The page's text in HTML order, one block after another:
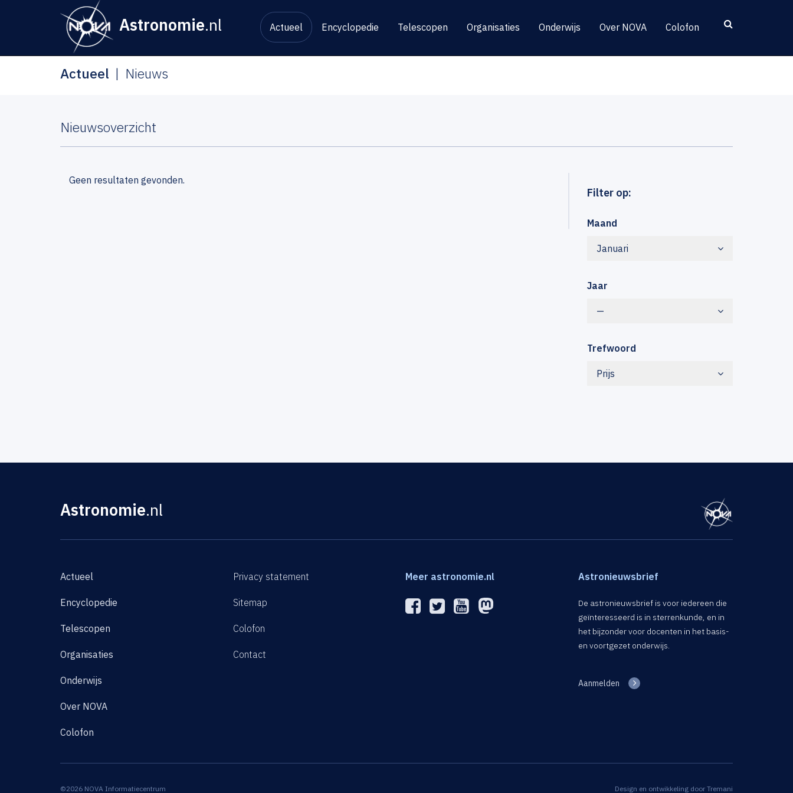
Astronomie.nl Actueel Encyclopedie Telescopen Organisaties Onderwijs Over NOVA Colofon
Actueel Nieuws
Nieuwsoverzicht
Filter op:
Maand
Januari
Jaar
—
Trefwoord
Prijs
Geen resultaten gevonden.
Astronomie.nl
Actueel
Encyclopedie
Telescopen
Organisaties
Onderwijs
Over NOVA
Colofon
Privacy statement
Sitemap
Colofon
Contact
Meer astronomie.nl Astronieuwsbrief
De astronieuwsbrief is voor iedereen die
geïnteresseerd is in sterrenkunde, en in
het bijzonder voor docenten in het basis-
en voortgezet onderwijs.
Aanmelden
©2026 NOVA Informatiecentrum Design en ontwikkeling door Tremani